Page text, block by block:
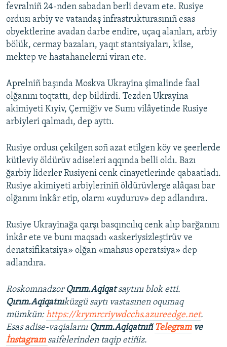
fevralniñ 24-nden sabadan berli devam ete. Rusiye
ordusı arbiy ve vatandaş infrastrukturasınıñ esas
obyektlerine avadan darbe endire, uçaq alanları, arbiy
bölük, cermay bazaları, yaqıt stantsiyaları, kilse,
mektep ve hastahanelerni viran ete.
Aprelniñ başında Moskva Ukrayina şimalinde faal
olğanını toqtattı, dep bildirdi. Tezden Ukrayina
akimiyeti Kıyiv, Çerniğiv ve Sumı vilâyetinde Rusiye
arbiyleri qalmadı, dep ayttı.
Rusiye ordusı çekilgen soñ azat etilgen köy ve şeerlerde
kütleviy öldürüv adiseleri aqqında belli oldı. Bazı
ğarbiy liderler Rusiyeni cenk cinayetlerinde qabaatladı.
Rusiye akimiyeti arbiyleriniñ öldürüvlerge alâqası bar
olğanını inkâr etip, olarnı «uyduruv» dep adlandıra.
Rusiye Ukrayinağa qarşı basqıncılıq cenk alıp barğanını
inkâr ete ve bunı maqsadı «askeriysizleştirüv ve
denatsifikatsiya» olğan «mahsus operatsiya» dep
adlandıra.
Roskomnadzor Qırım.Aqiqatsaytını blok etti.
Qırım.Aqiqatnıküzgü saytı vastasınen oqumaq
mümkün:https://krymrcriywdcchs.azureedge.net.
Esas adise-vaqialarnı Qırım.Aqiqatnıñ Telegramve
İnstagram saifelerinden taqip etiñiz.